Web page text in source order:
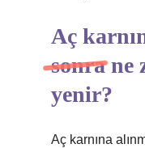
Aç
sonra ne
yenir?
Aç karnına